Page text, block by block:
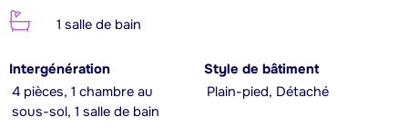
1 salle de bain
Intergénération
4 pièces, 1 chambre au
sous-sol, 1 salle de bain
Style de bâtiment
Plain-pied, Détaché